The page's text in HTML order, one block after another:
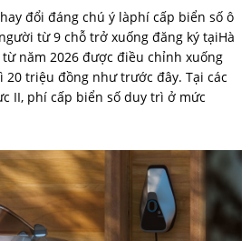
đổi đáng chú ý làphí cấp biển số ô
từ 9 chỗ trở xuống đăng ký tạiHà
từ năm 2026 được điều chỉnh xuống
20 triệu đồng như trước đây. Tại các
II, phí cấp biển số duy trì ở mức